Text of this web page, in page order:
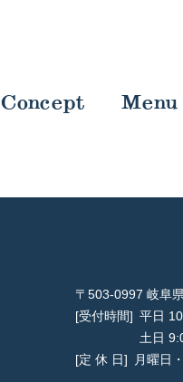
Concept Menu
〒503-0997 岐阜
受付時間
平日
土日
定 休 日
月曜日